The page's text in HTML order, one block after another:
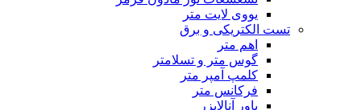
یووی لایت متر
تست الکتریکی و برق
اهم متر
گوس متر و تسلامتر
کلمپ آمپر متر
فرکانس متر
پاور آنالایزر